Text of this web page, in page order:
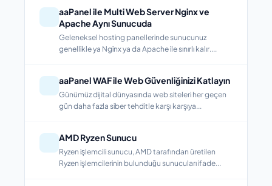
aaPanel ile Multi Web Server Nginx ve
Apache Aynı Sunucuda
Geleneksel hosting panellerinde sunucunuz
genellikle ya Nginx ya da Apache ile sınırlı kalır....
aaPanel WAF ile Web Güvenliğinizi Katlayın
Günümüz dijital dünyasında web siteleri her geçen
gün daha fazla siber tehditle karşı karşıya...
AMD Ryzen Sunucu
Ryzen işlemcili sunucu, AMD tarafından üretilen
Ryzen işlemcilerinin bulunduğu sunucuları ifade...